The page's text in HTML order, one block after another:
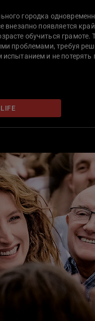
городка
внезапно появляется
обучиться грамоте.
проблемами, требуя
и не потерять